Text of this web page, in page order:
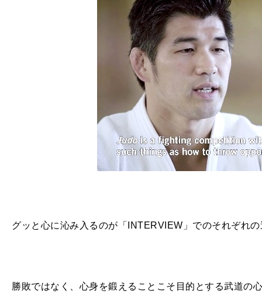
グッと心に沁み入るのが「 INTERVIEW 」でのそれぞれ
勝敗ではなく、心身を鍛えることこそ目的とする武道の